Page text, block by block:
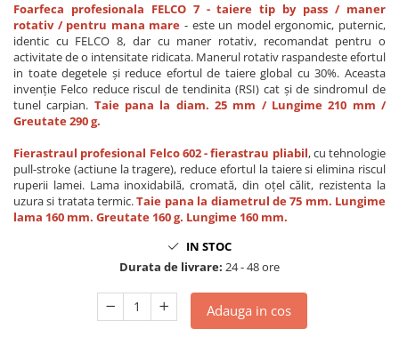
Foarfeca profesionala FELCO 7 - taiere tip by pass / maner
rotativ / pentru mana mare - este un model ergonomic, puternic,
identic cu FELCO 8, dar cu maner rotativ, recomandat pentru o
activitate de o intensitate ridicata. Manerul rotativ raspandeste efortul
in toate degetele și reduce efortul de taiere global cu 30%. Aceasta
invenție Felco reduce riscul de tendinita (RSI) cat și de sindromul de
tunel carpian. Taie pana la diam. 25 mm / Lungime 210 mm /
Greutate 290 g.
Fierastraul profesional Felco 602 - fierastrau pliabil, cu tehnologie
pull-stroke (actiune la tragere), reduce efortul la taiere si elimina riscul
ruperii lamei. Lama inoxidabilă, cromată, din oțel călit, rezistenta la
uzura si tratata termic.Taie pana la diametrul de75 mm. Lungime
lama 160 mm. Greutate 160 g. Lungime 160 mm.
IN STOC
Durata de livrare: 24 - 48 ore
Adauga in cos